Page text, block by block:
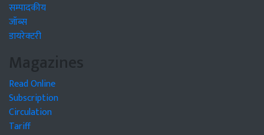
सम्पादकीय
जॉब्स
डायरेक्टरी
Magazines
Read Online
Subscription
Circulation
Tariff